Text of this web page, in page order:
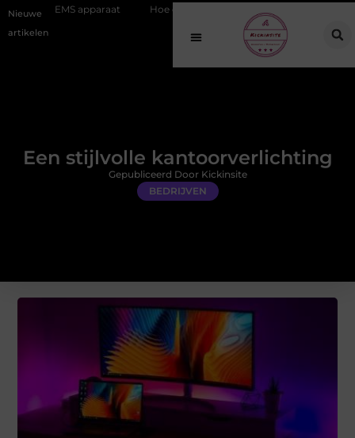
Nieuwe
artikelen
Hoe online vindbaarheid verandert in 2026
Een stijlvolle kantoorverlichting
BEDRIJVEN
Gepubliceerd Door Kickinsite